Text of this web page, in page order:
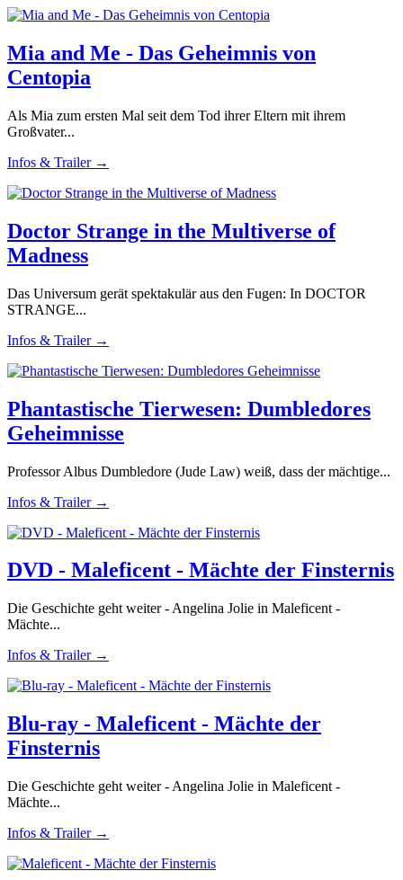
Mia and Me - Das Geheimnis von
Centopia
Als Mia zum ersten Mal seit dem Tod ihrer Eltern mit ihrem
Großvater...
Infos & Trailer →
Doctor Strange in the Multiverse of
Madness
Das Universum gerät spektakulär aus den Fugen: In DOCTOR
STRANGE...
Infos & Trailer →
Phantastische Tierwesen: Dumbledores
Geheimnisse
Professor Albus Dumbledore (Jude Law) weiß, dass der mächtige...
Infos & Trailer →
DVD - Maleficent - Mächte der Finsternis
Die Geschichte geht weiter - Angelina Jolie in Maleficent -
Mächte...
Infos & Trailer →
Blu-ray - Maleficent - Mächte der
Finsternis
Die Geschichte geht weiter - Angelina Jolie in Maleficent -
Mächte...
Infos & Trailer →